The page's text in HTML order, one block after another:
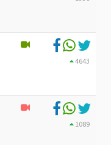
4643
1089